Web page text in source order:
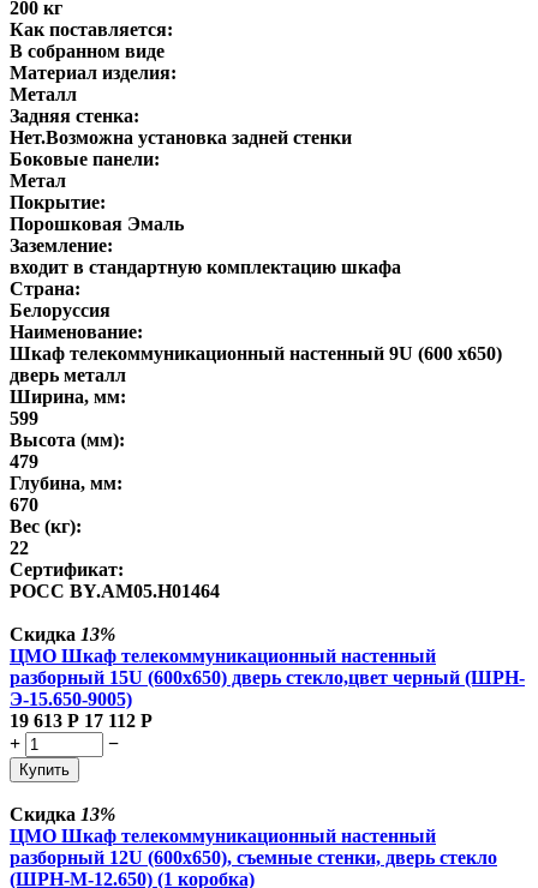
200 кг
Как поставляется:
В собранном виде
Материал изделия:
Металл
Задняя стенка:
Нет.Возможна установка задней стенки
Боковые панели:
Метал
Покрытие:
Порошковая Эмаль
Заземление:
входит в стандартную комплектацию шкафа
Страна:
Белоруссия
Наименование:
Шкаф телекоммуникационный настенный 9U (600 х650)
дверь металл
Ширина, мм:
599
Высота (мм):
479
Глубина, мм:
670
Вес (кг):
22
Сертификат:
POCC BY.AM05.H01464
Скидка 13%
ЦМО Шкаф телекоммуникационный настенный
разборный 15U (600х650) дверь стекло,цвет черный (ШРН-
Э-15.650-9005)
19 613 Р 17 112 Р
+
−
Купить
Скидка 13%
ЦМО Шкаф телекоммуникационный настенный
разборный 12U (600х650), съемные стенки, дверь стекло
(ШРН-М-12.650) (1 коробка)